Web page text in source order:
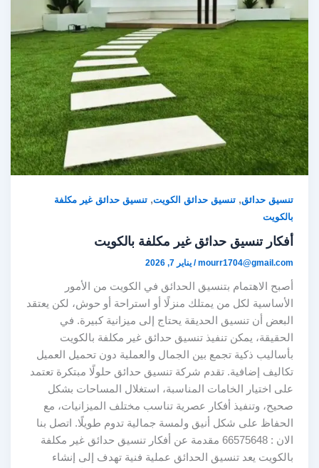
تنسيق حدائق,تنسيق حدائق الكويت,تنسيق حدائق غير مكلفة
بالكويت
أفكار تنسيق حدائق غير مكلفة بالكويت
mourr1704@gmail.com
/يناير 7, 2026
أصبح الاهتمام بتنسيق الحدائق في الكويت من الأمور
الأساسية لكل من يمتلك منزلًا أو استراحة أو حوش، لكن يعتقد
البعض أن تنسيق الحديقة يحتاج إلى ميزانية كبيرة. في
الحقيقة، يمكن تنفيذ تنسيق حدائق غير مكلفة بالكويت
بأساليب ذكية تجمع بين الجمال والعملية دون تحميل العميل
تكاليف إضافية. تقدم شركة تنسيق حدائق حلولًا مبتكرة تعتمد
على اختيار الخامات المناسبة، استغلال المساحات بشكل
صحيح، وتنفيذ أفكار عصرية تناسب مختلف الميزانيات، مع
الحفاظ على شكل أنيق ولمسة جمالية تدوم طويلًا. اتصل بنا
الان : 66575648 مقدمة عن أفكار تنسيق حدائق غير مكلفة
بالكويت يعد تنسيق الحدائق عملية فنية تهدف إلى إنشاء